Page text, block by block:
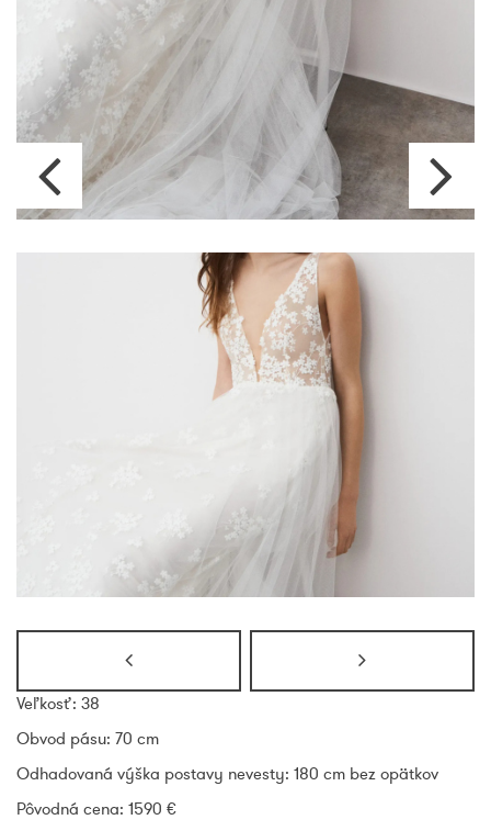
Veľkosť: 38
Obvod pásu: 70 cm
Odhadovaná výška postavy nevesty: 180 cm bez opätkov
Pôvodná cena: 1590 €